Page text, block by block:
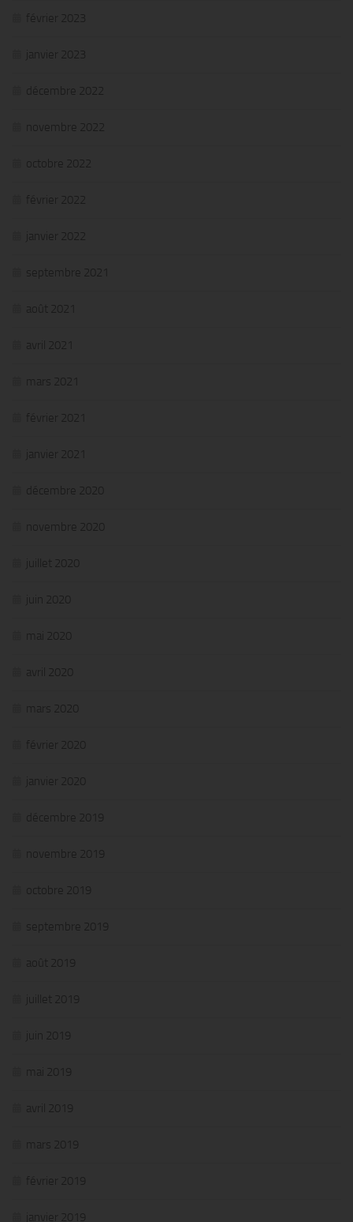
février 2023
janvier 2023
décembre 2022
novembre 2022
octobre 2022
février 2022
janvier 2022
septembre 2021
août 2021
avril 2021
mars 2021
février 2021
janvier 2021
décembre 2020
novembre 2020
juillet 2020
juin 2020
mai 2020
avril 2020
mars 2020
février 2020
janvier 2020
décembre 2019
novembre 2019
octobre 2019
septembre 2019
août 2019
juillet 2019
juin 2019
mai 2019
avril 2019
mars 2019
février 2019
janvier 2019